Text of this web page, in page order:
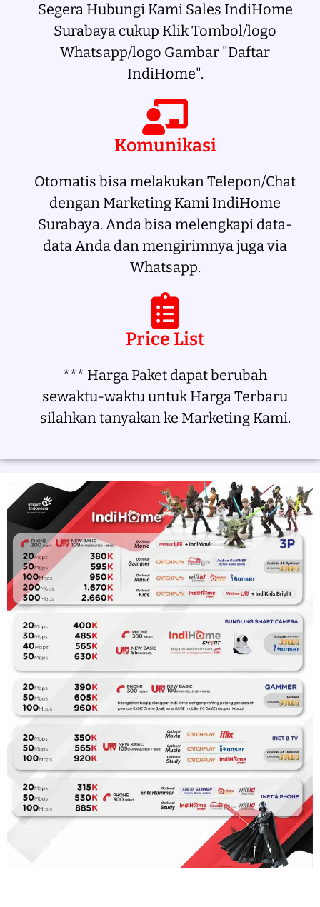
Segera Hubungi Kami Sales IndiHome
Surabaya cukup Klik Tombol/logo
Whatsapp/logo Gambar "Daftar
IndiHome".
Komunikasi
Otomatis bisa melakukan Telepon/Chat
dengan Marketing Kami IndiHome
Surabaya. Anda bisa melengkapi data-
data Anda dan mengirimnya juga via
Whatsapp.
Price List
*** Harga Paket dapat berubah
sewaktu-waktu untuk Harga Terbaru
silahkan tanyakan ke Marketing Kami.